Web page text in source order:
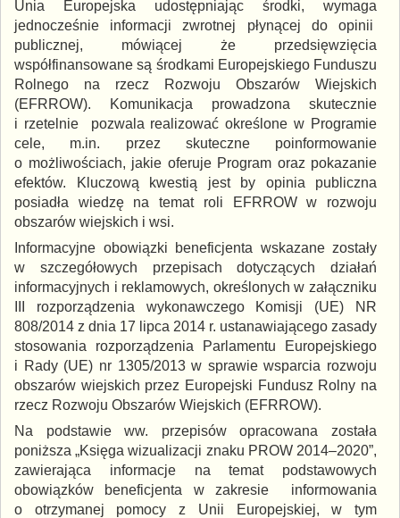
Unia Europejska udostępniając środki, wymaga
jednocześnie informacji zwrotnej płynącej do opinii
publicznej, mówiącej że przedsięwzięcia
współfinansowane są środkami Europejskiego Funduszu
Rolnego na rzecz Rozwoju Obszarów Wiejskich
(EFRROW). Komunikacja prowadzona skutecznie
i rzetelnie pozwala realizować określone w Programie
cele, m.in. przez skuteczne poinformowanie
o możliwościach, jakie oferuje Program oraz pokazanie
efektów. Kluczową kwestią jest by opinia publiczna
posiadła wiedzę na temat roli EFRROW w rozwoju
obszarów wiejskich i wsi.
Informacyjne obowiązki beneficjenta wskazane zostały
w szczegółowych przepisach dotyczących działań
informacyjnych i reklamowych, określonych w załączniku
III rozporządzenia wykonawczego Komisji (UE) NR
808/2014 z dnia 17 lipca 2014 r. ustanawiającego zasady
stosowania rozporządzenia Parlamentu Europejskiego
i Rady (UE) nr 1305/2013 w sprawie wsparcia rozwoju
obszarów wiejskich przez Europejski Fundusz Rolny na
rzecz Rozwoju Obszarów Wiejskich (EFRROW).
Na podstawie ww. przepisów opracowana została
poniższa „Księga wizualizacji znaku PROW 2014–2020”,
zawierająca informacje na temat podstawowych
obowiązków beneficjenta w zakresie informowania
o otrzymanej pomocy z Unii Europejskiej, w tym